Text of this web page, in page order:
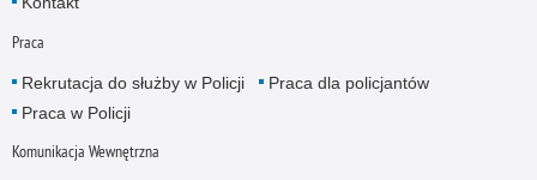
Praca
Rekrutacja do służby w Policji
Praca dla policjantów
Praca w Policji
Komunikacja Wewnętrzna